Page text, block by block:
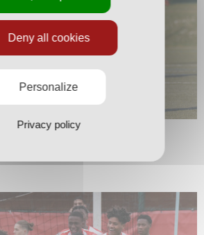
Deny all cookies
Personalize
Privacy policy